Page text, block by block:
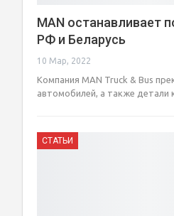
MAN останавливает
РФ и Беларусь
10 Мар, 2022
Компания MAN Truck & Bus
автомобилей, а также детали
СТАТЬИ